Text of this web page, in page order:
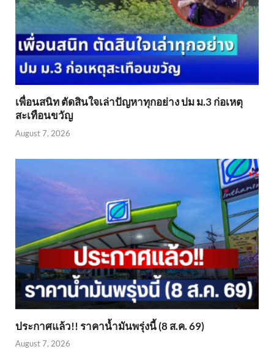
เพื่อนสนิท ตัดสินใจเล่าปัญหาทุกอย่าง ปม ม.3 ก่อเหตุ
สะเทือนขวัญ
August 7, 2026
ประกาศแล้ว!! ราคาน้ำมันพรุ่งนี้ (8 ส.ค. 69)
August 7, 2026